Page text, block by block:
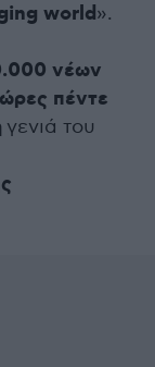
world».
νέων
πέντε
του